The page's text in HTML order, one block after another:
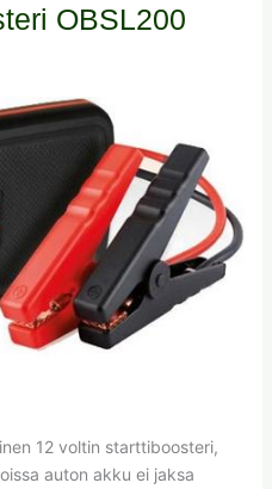
OBSL200
12 voltin starttiboosteri,
auton akku ei jaksa